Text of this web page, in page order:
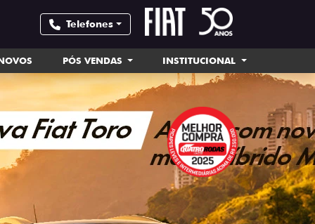
Telefones
PÓS VENDAS INSTITUCIONAL